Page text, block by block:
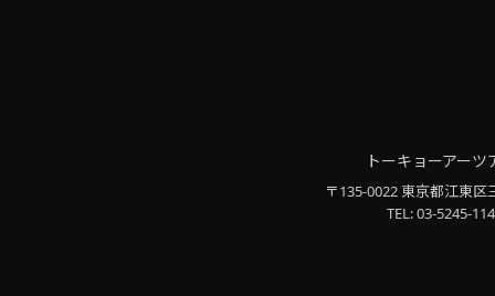
トーキョーアー
〒135-0022 東京都江東区
TEL: 03-5245-